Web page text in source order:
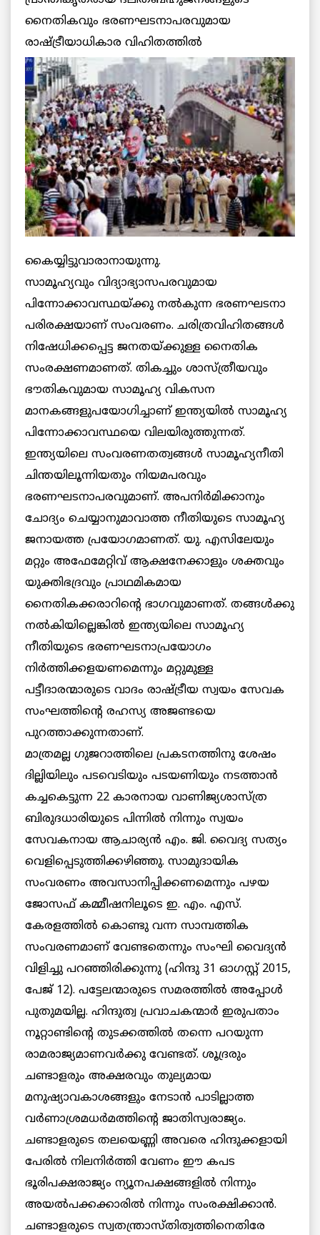
നൈതികവും ഭരണഘടനാപരവുമായ
രാഷ്ട്രീയാധികാര വിഹിതത്തില്‍
കൈയ്യിട്ടുവാരാനായുന്നു.
സാമൂഹ്യവും വിദ്യാഭ്യാസപരവുമായ
പിന്നോക്കാവസ്ഥയ്ക്കു നല്‍കുന്ന ഭരണഘടനാ
പരിരക്ഷയാണ് സംവരണം. ചരിത്രവിഹിതങ്ങള്‍
നിഷേധിക്കപ്പെട്ട ജനതയ്ക്കുള്ള നൈതിക
സംരക്ഷണമാണത്. തികച്ചും ശാസ്ത്രീയവും
ഭൗതികവുമായ സാമൂഹ്യ വികസന
മാനകങ്ങളുപയോഗിച്ചാണ് ഇന്ത്യയില്‍ സാമൂഹ്യ
പിന്നോക്കാവസ്ഥയെ വിലയിരുത്തുന്നത്.
ഇന്ത്യയിലെ സംവരണതത്വങ്ങള്‍ സാമൂഹ്യനീതി
ചിന്തയിലൂന്നിയതും നിയമപരവും
ഭരണഘടനാപരവുമാണ്. അപനിര്‍മിക്കാനും
ചോദ്യം ചെയ്യാനുമാവാത്ത നീതിയുടെ സാമൂഹ്യ
ജനായത്ത പ്രയോഗമാണത്. യു. എസിലേയും
മറ്റും അഫേമേറ്റിവ് ആക്ഷനേക്കാളും ശക്തവും
യുക്തിഭദ്രവും പ്രാഥമികമായ
നൈതികക്കരാറിന്റെ ഭാഗവുമാണത്. തങ്ങള്‍ക്കു
നല്‍കിയില്ലെങ്കില്‍ ഇന്ത്യയിലെ സാമൂഹ്യ
നീതിയുടെ ഭരണഘടനാപ്രയോഗം
നിര്‍ത്തിക്കളയണമെന്നും മറ്റുമുള്ള
പട്ടീദാരന്മാരുടെ വാദം രാഷ്ട്രീയ സ്വയം സേവക
സംഘത്തിന്റെ രഹസ്യ അജണ്ടയെ
പുറത്താക്കുന്നതാണ്.
മാത്രമല്ല ഗുജറാത്തിലെ പ്രകടനത്തിനു ശേഷം
ദില്ലിയിലും പടവെടിയും പടയണിയും നടത്താന്‍
കച്ചകെട്ടുന്ന 22 കാരനായ വാണിജ്യശാസ്ത്ര
ബിരുദധാരിയുടെ പിന്നില്‍ നിന്നും സ്വയം
സേവകനായ ആചാര്യന്‍ എം. ജി. വൈദ്യ സത്യം
വെളിപ്പെടുത്തിക്കഴിഞ്ഞു. സാമുദായിക
സംവരണം അവസാനിപ്പിക്കണമെന്നും പഴയ
ജോസഫ് കമ്മീഷനിലൂടെ ഇ. എം. എസ്.
കേരളത്തില്‍ കൊണ്ടു വന്ന സാമ്പത്തിക
സംവരണമാണ് വേണ്ടതെന്നും സംഘി വൈദ്യന്‍
വിളിച്ചു പറഞ്ഞിരിക്കുന്നു (ഹിന്ദു 31 ഓഗസ്റ്റ് 2015,
പേജ് 12). പട്ടേലന്മാരുടെ സമരത്തില്‍ അപ്പോള്‍
പുതുമയില്ല. ഹിന്ദുത്വ പ്രവാചകന്മാര്‍ ഇരുപതാം
നൂറ്റാണ്ടിന്റെ തുടക്കത്തില്‍ തന്നെ പറയുന്ന
രാമരാജ്യമാണവര്‍ക്കു വേണ്ടത്. ശൂദ്രരും
ചണ്ടാളരും അക്ഷരവും തുല്യമായ
മനുഷ്യാവകാശങ്ങളും നേടാന്‍ പാടില്ലാത്ത
വര്‍ണാശ്രമധര്‍മത്തിന്റെ ജാതിസ്വരാജ്യം.
ചണ്ടാളരുടെ തലയെണ്ണി അവരെ ഹിന്ദുക്കളായി
പേരില്‍ നിലനിര്‍ത്തി വേണം ഈ കപട
ഭൂരിപക്ഷരാജ്യം ന്യൂനപക്ഷങ്ങളില്‍ നിന്നും
അയല്‍പക്കക്കാരില്‍ നിന്നും സംരക്ഷിക്കാന്‍.
ചണ്ടാളരുടെ സ്വതന്ത്രാസ്തിത്വത്തിനെതിരേ